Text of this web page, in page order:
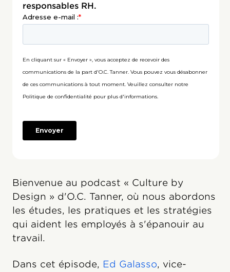
responsables RH.
Bienvenue au podcast « Culture by
Design » d'O.C. Tanner, où nous abordons
les études, les pratiques et les stratégies
qui aident les employés à s'épanouir au
travail.
Dans cet épisode, Ed Galasso, vice-